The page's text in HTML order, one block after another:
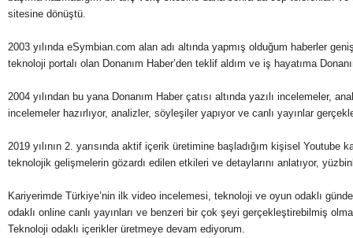
sitesine dönüştü.
2003 yılında eSymbian.com alan adı altında yapmış olduğum haberler
teknoloji portalı olan Donanım Haber’den teklif aldım ve iş hayatıma
2004 yılından bu yana Donanım Haber çatısı altında yazılı incelemeler,
incelemeler hazırlıyor, analizler, söyleşiler yapıyor ve canlı yayınlar
2019 yılının 2. yarısında aktif içerik üretimine başladığım kişisel Youtube
teknolojik gelişmelerin gözardı edilen etkileri ve detaylarını anlatıyor,
Kariyerimde Türkiye’nin ilk video incelemesi, teknoloji ve oyun odaklı
odaklı online canlı yayınları ve benzeri bir çok şeyi gerçekleştirebilmiş
Teknoloji odaklı içerikler üretmeye devam ediyorum.